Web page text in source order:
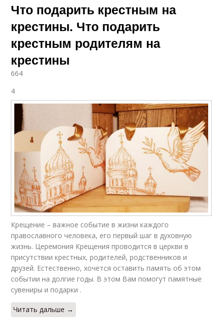
Что подарить крестным на
крестины. Что подарить
крестным родителям на
крестины
664
4
Крещение – важное событие в жизни каждого
православного человека, его первый шаг в духовную
жизнь. Церемония Крещения проводится в церкви в
присутствии крестных, родителей, родственников и
друзей. Естественно, хочется оставить память об этом
событии на долгие годы. В этом Вам помогут памятные
сувениры и подарки .
Читать дальше →